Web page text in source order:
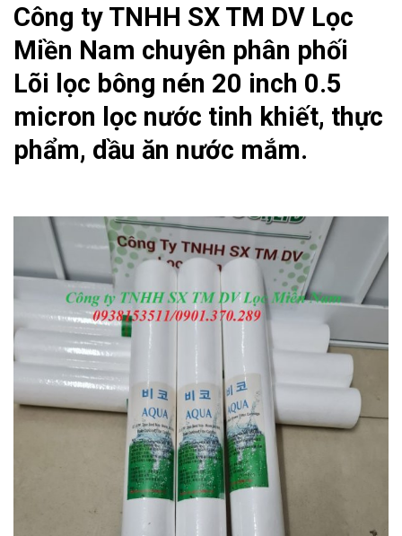
Công ty TNHH SX TM DV Lọc
Miền Nam chuyên phân phối
Lõi lọc bông nén 20 inch 0.5
micron lọc nước tinh khiết, thực
phẩm, dầu ăn nước mắm.